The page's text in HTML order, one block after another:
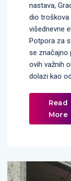
nastava,
dio troškova
višednevne
Potpora za
se značajno
ovih važnih
dolazi kao
Read
More